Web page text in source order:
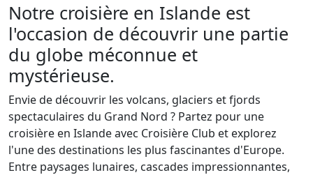
Notre croisière en Islande est
l'occasion de découvrir une partie
du globe méconnue et
mystérieuse.
Envie de découvrir les volcans, glaciers et fjords
spectaculaires du Grand Nord ? Partez pour une
croisière en Islande avec Croisière Club et explorez
l'une des destinations les plus fascinantes d'Europe.
Entre paysages lunaires, cascades impressionnantes,